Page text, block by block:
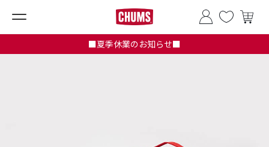
■夏季休業のお知らせ■